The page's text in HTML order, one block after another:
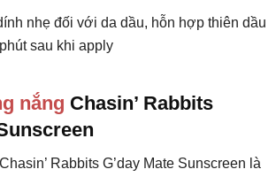
nhẹ đối với da dầu, hỗn hợp thiên dầu
sau khi apply
nắng Chasin’ Rabbits
Rabbits G’day Mate Sunscreen là